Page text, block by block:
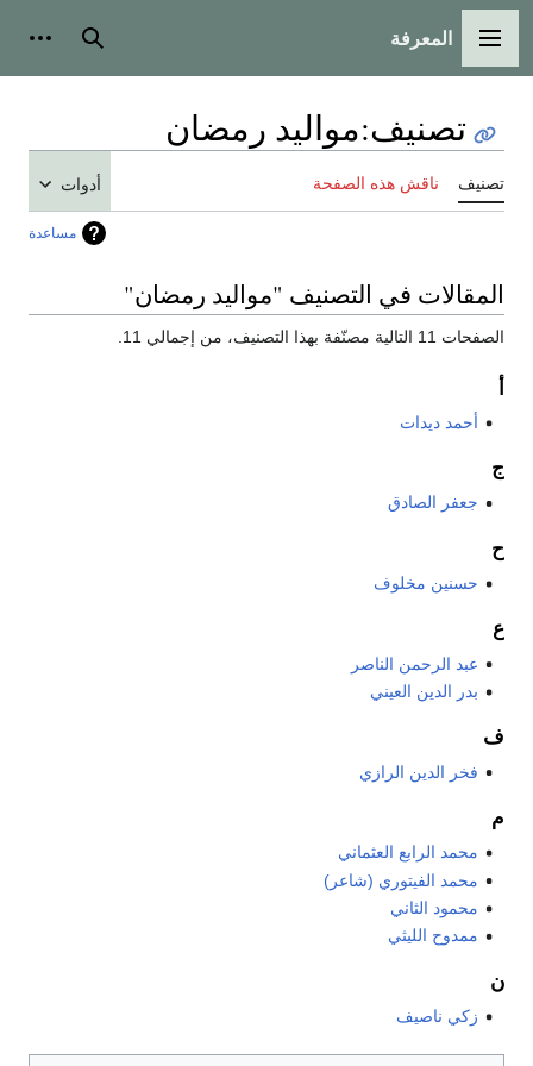
القائمة الرئيسية
المعرفة بحث
تصنيف:مواليد رمضان
تصنيف ناقش هذه الصفحة أدوات
مساعدة
المقالات في التصنيف "مواليد رمضان"
الصفحات 11 التالية مصنّفة بهذا التصنيف، من إجمالي 11.
أحمد ديدات
ج
جعفر الصادق
ح
حسنين مخلوف
ع
عبد الرحمن الناصر
بدر الدين العيني
ف
فخر الدين الرازي
م
محمد الرابع العثماني
محمد الفيتوري (شاعر)
محمود الثاني
ممدوح الليثي
ن
زكي ناصيف